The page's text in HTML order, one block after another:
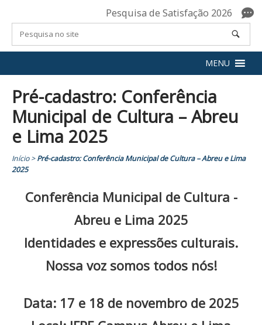
Pesquisa de Satisfação 2026
MENU
Pré-cadastro: Conferência
Municipal de Cultura – Abreu
e Lima 2025
Início>Pré-cadastro: Conferência Municipal de Cultura – Abreu e Lima
2025
Conferência Municipal de Cultura -
Abreu e Lima 2025
Identidades e expressões culturais.
Nossa voz somos todos nós!
Data: 17 e 18 de novembro de 2025